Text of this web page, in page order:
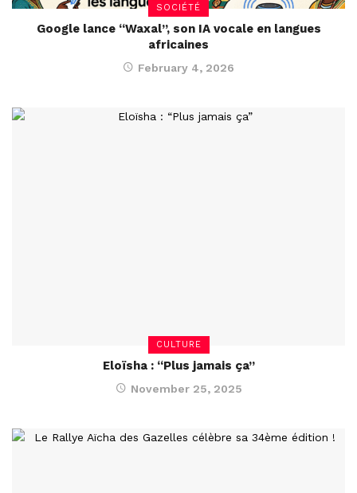
SOCIÉTÉ
Google lance “Waxal”, son IA vocale en langues
africaines
February 4, 2026
CULTURE
Eloïsha : “Plus jamais ça”
November 25, 2025